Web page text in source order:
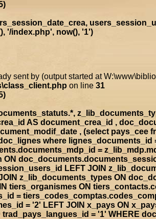
'/index.php', now(), '1')
sent by (output started at
on line 31
AS document_crea_id ,
, (select
where
=
LEFT JOIN
z_lib_documents_types ON
tiers_organismes ON
=
= '2' LEFT JOIN x_pays ON
= '1' WHERE